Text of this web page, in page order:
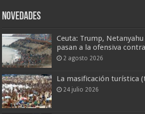
Novedades
Ceuta: Trump,
pasan a la ofensiva
2 agosto 2026
La masificación turística
24 julio 2026